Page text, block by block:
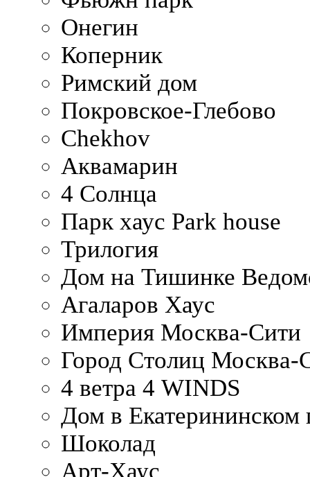
Онегин
Коперник
Римский дом
Покровское-Глебово
Chekhov
Аквамарин
4 Солнца
Парк хаус Park house
Трилогия
Дом на Тишинке
Агаларов Хаус
Империя Москва-Сити
Город Столиц Москва-
4 ветра 4 WINDS
Дом в Екатерининском
Шоколад
Арт-Хаус